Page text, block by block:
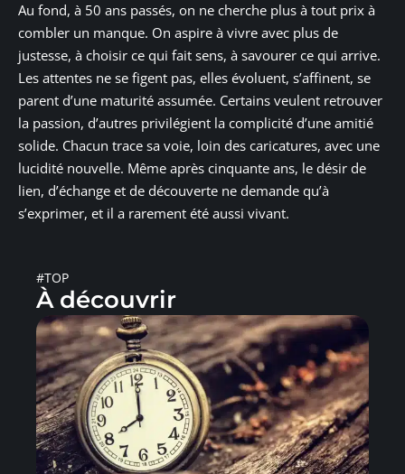
Au fond, à 50 ans passés, on ne cherche plus à tout prix à
combler un manque. On aspire à vivre avec plus de
justesse, à choisir ce qui fait sens, à savourer ce qui arrive.
Les attentes ne se figent pas, elles évoluent, s’affinent, se
parent d’une maturité assumée. Certains veulent retrouver
la passion, d’autres privilégient la complicité d’une amitié
solide. Chacun trace sa voie, loin des caricatures, avec une
lucidité nouvelle. Même après cinquante ans, le désir de
lien, d’échange et de découverte ne demande qu’à
s’exprimer, et il a rarement été aussi vivant.
#TOP
À découvrir